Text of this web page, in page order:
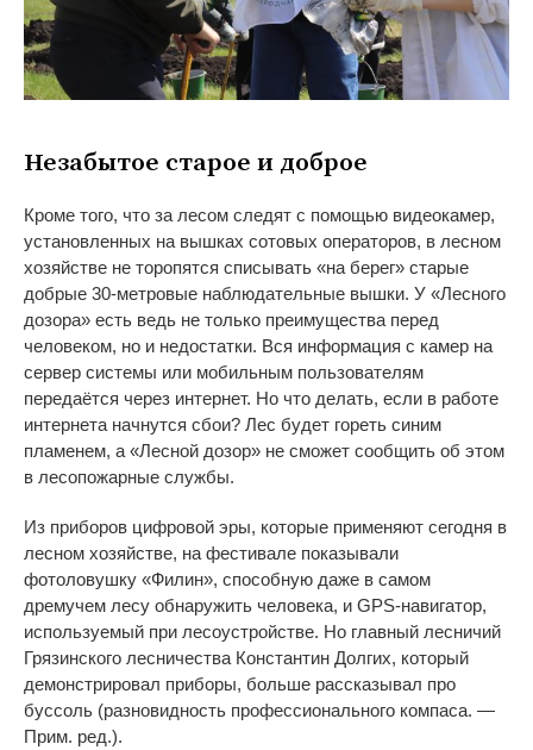
Незабытое старое и доброе
Кроме того, что за лесом следят с помощью видеокамер,
установленных на вышках сотовых операторов, в лесном
хозяйстве не торопятся списывать «на берег» старые
добрые 30-метровые наблюдательные вышки. У «Лесного
дозора» есть ведь не только преимущества перед
человеком, но и недостатки. Вся информация с камер на
сервер системы или мобильным пользователям
передаётся через интернет. Но что делать, если в работе
интернета начнутся сбои? Лес будет гореть синим
пламенем, а «Лесной дозор» не сможет сообщить об этом
в лесопожарные службы.
Из приборов цифровой эры, которые применяют сегодня в
лесном хозяйстве, на фестивале показывали
фотоловушку «Филин», способную даже в самом
дремучем лесу обнаружить человека, и GPS-навигатор,
используемый при лесоустройстве. Но главный лесничий
Грязинского лесничества Константин Долгих, который
демонстрировал приборы, больше рассказывал про
буссоль (разновидность профессионального компаса. —
Прим. ред.).